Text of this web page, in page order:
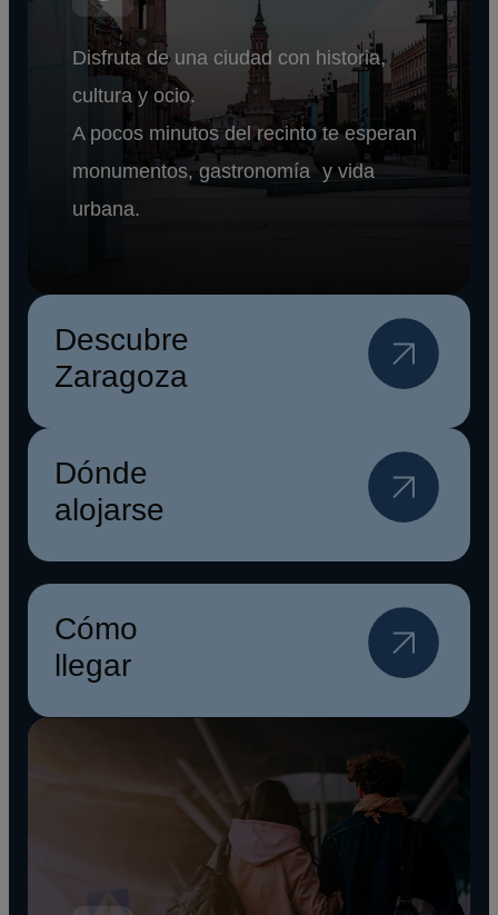
Disfruta de una ciudad con historia,
cultura y ocio.
A pocos minutos del recinto te esperan
monumentos, gastronomía y vida
urbana.
Descubre
Zaragoza
Dónde
alojarse
Cómo
llegar